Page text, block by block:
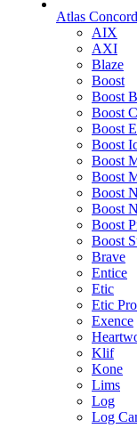
Atlas
AIX
AXI
Blaze
Boost
Boost
Boost
Boost
Boost
Boost
Boost
Boost
Boost
Boost
Boost
Brave
Entice
Etic
Etic Pro
Exence
Klif
Kone
Lims
Log
Log